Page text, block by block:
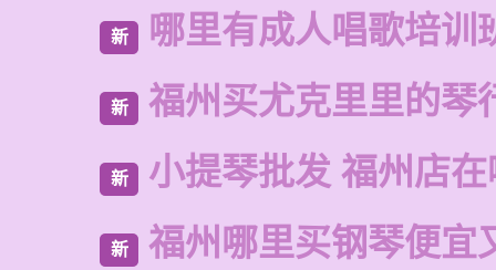
新 哪里有成人唱歌培训
新 福州买尤克里里的琴
新 小提琴批发 福州店
新 福州哪里买钢琴便宜